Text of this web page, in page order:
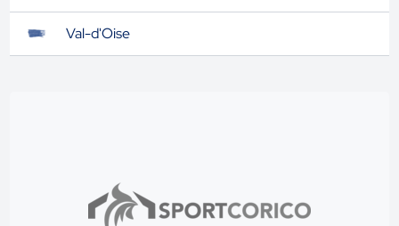
Val-d'Oise